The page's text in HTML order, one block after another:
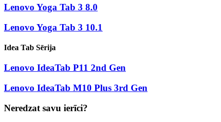
Lenovo Yoga Tab 3 8.0
Lenovo Yoga Tab 3 10.1
Idea Tab Sērija
Lenovo IdeaTab P11 2nd Gen
Lenovo IdeaTab M10 Plus 3rd Gen
Neredzat savu ierīci?